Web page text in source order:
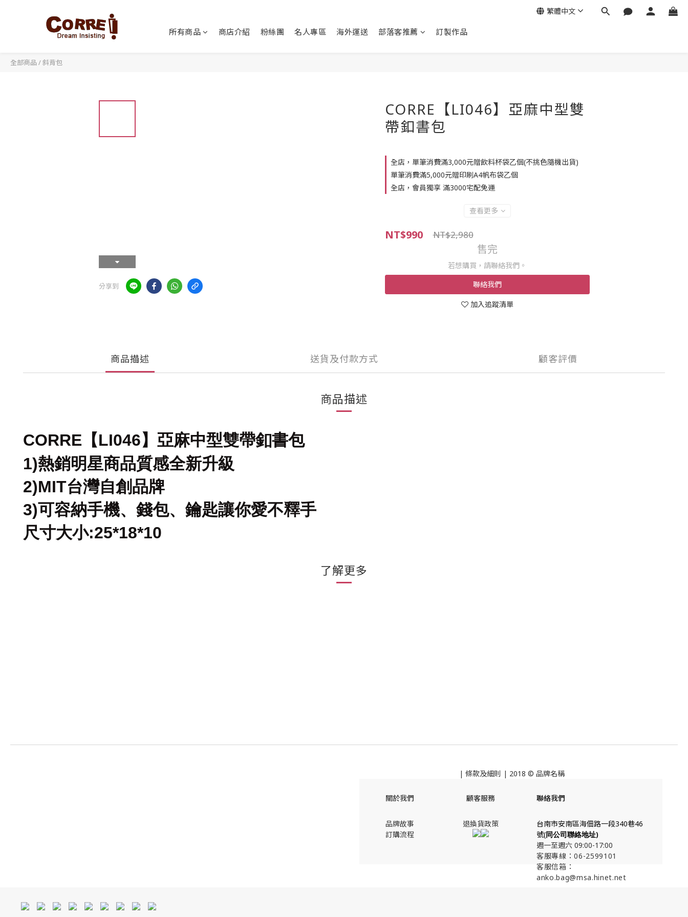
所有商品 商店介紹 粉絲團 名人專區 海外運送 部落客推薦 訂製作品
繁體中文
全部商品 /斜背包
分享到
CORRE【LI046】亞麻中型雙
帶釦書包
全店，單筆消費滿3,000元贈飲料杯袋乙個(不挑色隨機出貨)
單筆消費滿5,000元贈印刷A4帆布袋乙個
全店，會員獨享 滿3000宅配免運
查看更多
NT$990 NT$2,980
售完
若想購買，請聯絡我們。
聯絡我們
加入追蹤清單
商品描述 送貨及付款方式 顧客評價
商品描述
CORRE【LI046】亞麻中型雙帶釦書包
1)熱銷明星商品質感全新升級
2)MIT台灣自創品牌
3)可容納手機、錢包、鑰匙讓你愛不釋手
尺寸大小:25*18*10
了解更多
| 條款及細則 | 2018 © 品牌名稱
關於我們
品牌故事
訂購流程
顧客服務
退換貨政策
聯絡我們
台南市安南區海佃路一段340巷46
號(同公司聯絡地址)
週一至週六 09:00-17:00
客服專線：06-2599101
客服信箱：
anko.bag@msa.hinet.net